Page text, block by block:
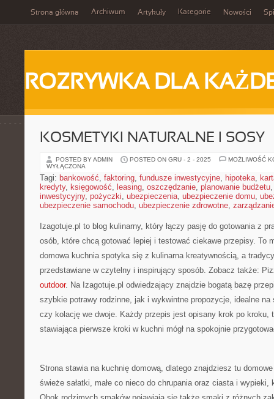
Strona główna Archiwum Artykuły Kategorie Nowości
ROZRYWKA DLA
KOSMETYKI NATURALNE I SOSY
POSTED BY ADMIN POSTED ON GRU - 2 - 2025
MOŻLIWOŚĆ
WYŁĄCZONA
Tagi: bankowość, faktoring, fundusze inwestycyjne, hipoteka,
kredyty, księgowość, leasing, oszczędzanie, planowanie budżetu
inwestycyjny, pożyczki, ubezpieczenia, ubezpieczenie domu,
ubezpieczenie samochodu, ubezpieczenie zdrowotne,
Izagotuje.pl to blog kulinarny, który łączy pasję do gotowania z
osób, które chcą gotować lepiej i testować ciekawe przepisy. To
domowa kuchnia spotyka się z kulinarna kreatywnością, a
przedstawiane w czytelny i inspirujący sposób. Zobacz także:
outdoor. Na Izagotuje.pl odwiedzający znajdzie bogatą bazę
szybkie potrawy rodzinne, jak i wykwintne propozycje, idealne
czy kolację we dwoje. Każdy przepis jest opisany krok po kroku,
stawiająca pierwsze kroki w kuchni mógł na spokojnie
Strona stawia na kuchnię domową, dlatego znajdziesz tu
świeże sałatki, małe co nieco do chrupania oraz ciasta i